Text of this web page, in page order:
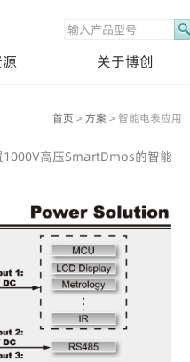
关于博创
首页 > 方案 > 智能电表应用
1000V高压SmartDmos的智能